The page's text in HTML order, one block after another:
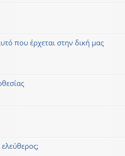
που έρχεται στην δική μας